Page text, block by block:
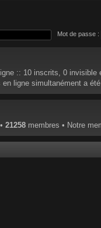
Mot de passe :
:: 10 inscrits, 0 invisible
en ligne simultanément a
21258 membres • Notre